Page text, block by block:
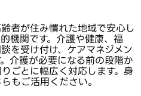
者が住み慣れた地域で安心し
機関です。介護や健康、福
を受け付け、ケアマネジメン
介護が必要になる前の段階か
ごとに幅広く対応します。身
もご活用ください。